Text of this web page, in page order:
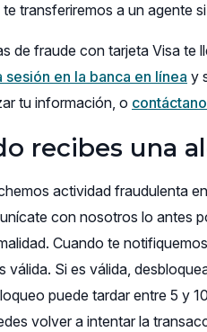
transferiremos a un agente
de fraude con tarjeta Visa
sesión en la banca en línea y
tu información, o
recibes una
actividad fraudulenta
con nosotros lo antes
Cuando te
válida. Si es válida,
puede tardar entre 5 y
volver a intentar la